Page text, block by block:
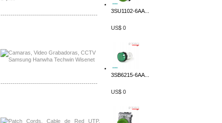
-------------------------------------------------
-------------------------------------------------
3SU1102-6AA...
US$ 0
3SB6215-6AA...
US$ 0